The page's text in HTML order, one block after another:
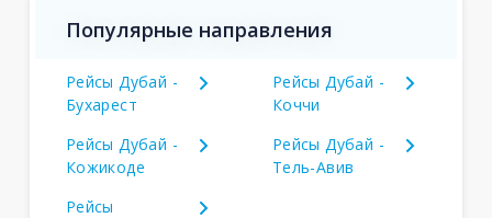
Популярные направления
Рейсы Дубай -
Бухарест
Рейсы Дубай -
Коччи
Рейсы Дубай -
Кожикоде
Рейсы Дубай -
Тель-Авив
Рейсы